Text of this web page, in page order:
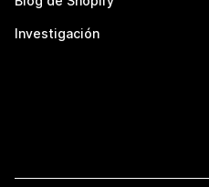
Investigación